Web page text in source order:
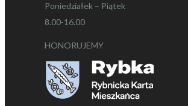
Poniedziałek – Piątek
8.00-16.00
HONORUJEMY